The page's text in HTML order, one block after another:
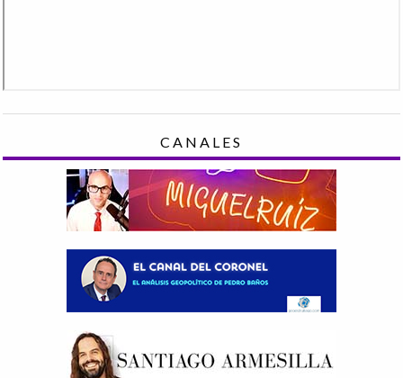
CANALES